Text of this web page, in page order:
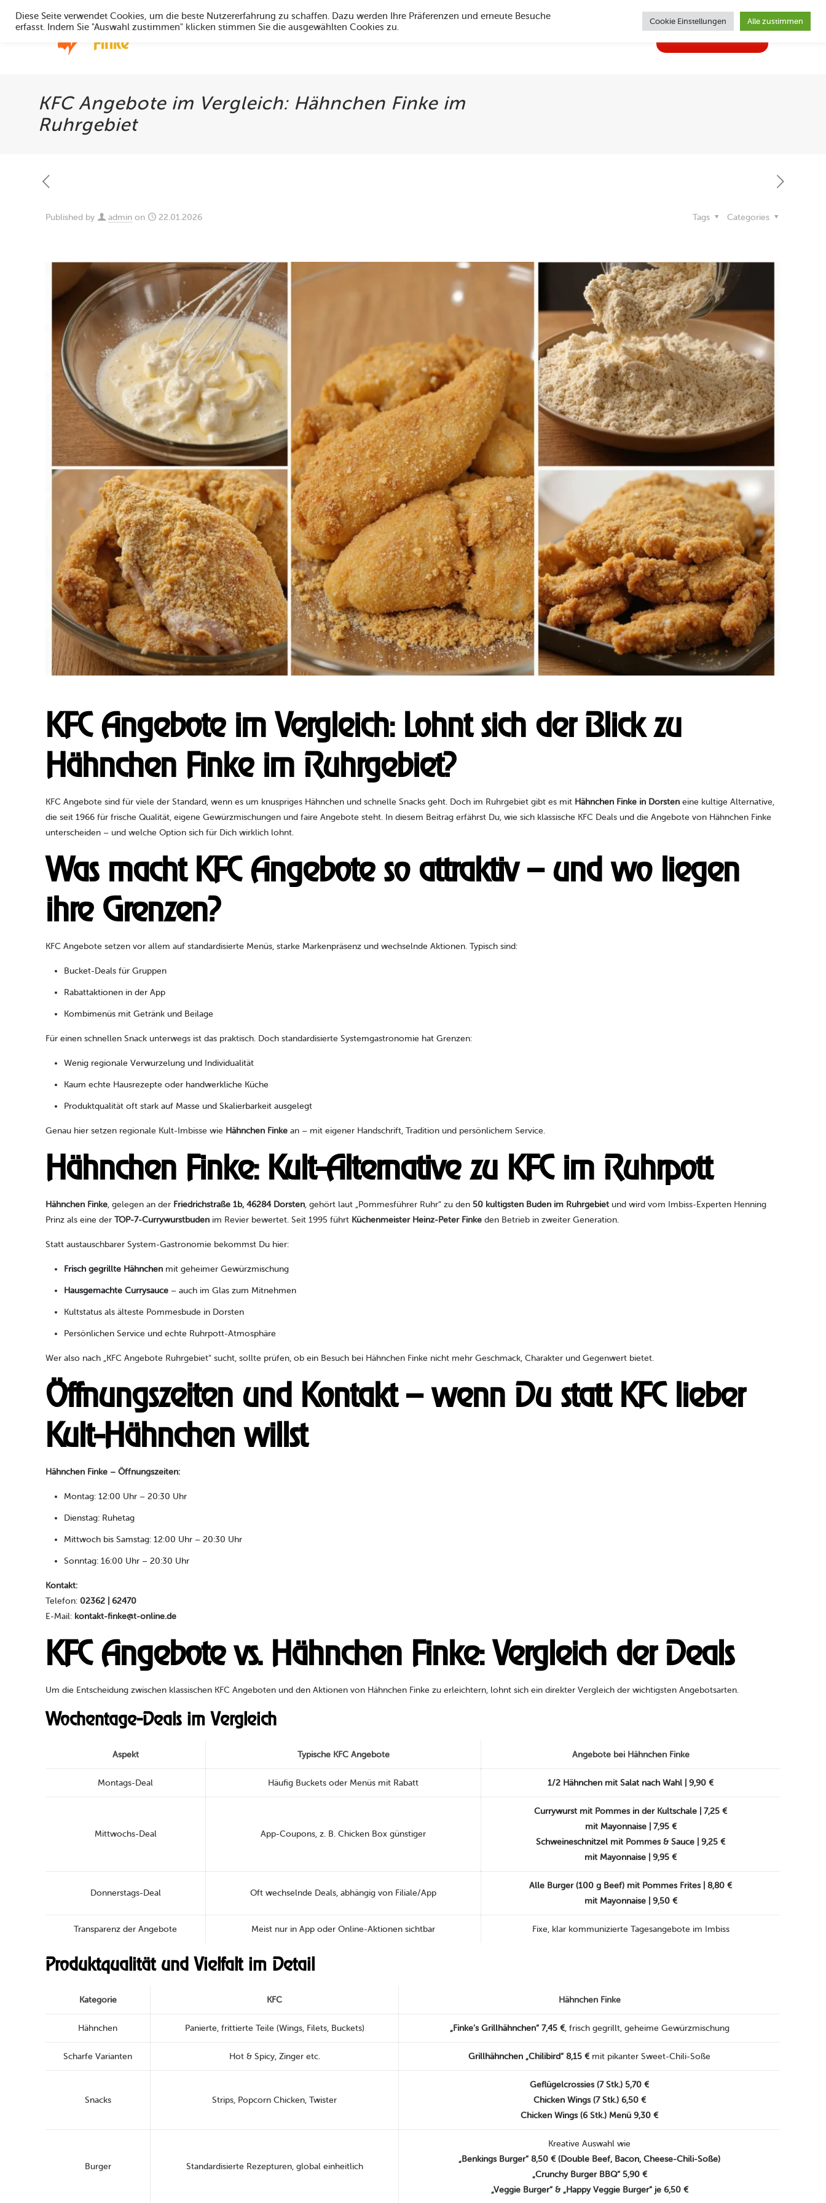
KFC Angebote im Vergleich: Hähnchen Finke im
Ruhrgebiet
Published by admin on 22.01.2026 Categories
Tags
KFC Angebote im Vergleich: Lohnt sich der Blick zu
Hähnchen Finke im Ruhrgebiet?
KFC Angebote sind für viele der Standard, wenn es um knuspriges Hähnchen und schnelle Snacks geht. Doch im Ruhrgebiet gibt es mit Hähnchen Finke in Dorsten eine kultige Alternative,
die seit 1966 für frische Qualität, eigene Gewürzmischungen und faire Angebote steht. In diesem Beitrag erfährst Du, wie sich klassische KFC Deals und die Angebote von Hähnchen Finke
unterscheiden – und welche Option sich für Dich wirklich lohnt.
Was macht KFC Angebote so attraktiv – und wo liegen
ihre Grenzen?
KFC Angebote setzen vor allem auf standardisierte Menüs, starke Markenpräsenz und wechselnde Aktionen. Typisch sind:
Bucket-Deals für Gruppen
Rabattaktionen in der App
Kombimenüs mit Getränk und Beilage
Für einen schnellen Snack unterwegs ist das praktisch. Doch standardisierte Systemgastronomie hat Grenzen:
Wenig regionale Verwurzelung und Individualität
Kaum echte Hausrezepte oder handwerkliche Küche
Produktqualität oft stark auf Masse und Skalierbarkeit ausgelegt
Genau hier setzen regionale Kult-Imbisse wie Hähnchen Finke an – mit eigener Handschrift, Tradition und persönlichem Service.
Hähnchen Finke: Kult-Alternative zu KFC im Ruhrpott
Hähnchen Finke, gelegen an der Friedrichstraße 1b, 46284 Dorsten, gehört laut „Pommesführer Ruhr“ zu den50 kultigsten Buden im Ruhrgebiet und wird vom Imbiss-Experten Henning
Prinz als eine derTOP-7-Currywurstbuden im Revier bewertet. Seit 1995 führt Küchenmeister Heinz-Peter Finke den Betrieb in zweiter Generation.
Statt austauschbarer System-Gastronomie bekommst Du hier:
Frisch gegrillte Hähnchen mit geheimer Gewürzmischung
Hausgemachte Currysauce – auch im Glas zum Mitnehmen
Kultstatus als älteste Pommesbude in Dorsten
Persönlichen Service und echte Ruhrpott-Atmosphäre
Wer also nach „KFC Angebote Ruhrgebiet“ sucht, sollte prüfen, ob ein Besuch bei Hähnchen Finke nicht mehr Geschmack, Charakter und Gegenwert bietet.
Öffnungszeiten und Kontakt – wenn Du statt KFC lieber
Kult-Hähnchen willst
Hähnchen Finke – Öffnungszeiten:
Montag: 12:00 Uhr – 20:30 Uhr
Dienstag: Ruhetag
Mittwoch bis Samstag: 12:00 Uhr – 20:30 Uhr
Sonntag: 16:00 Uhr – 20:30 Uhr
Kontakt:
Telefon:02362 | 62470
E-Mail: kontakt-finke@t-online.de
KFC Angebote vs. Hähnchen Finke: Vergleich der Deals
Um die Entscheidung zwischen klassischen KFC Angeboten und den Aktionen von Hähnchen Finke zu erleichtern, lohnt sich ein direkter Vergleich der wichtigsten Angebotsarten.
Wochentage-Deals im Vergleich
Aspekt Typische KFC Angebote Angebote bei Hähnchen Finke
Montags-Deal Häufig Buckets oder Menüs mit Rabatt 1/2 Hähnchen mit Salat nach Wahl | 9,90 €
Mittwochs-Deal App-Coupons, z. B. Chicken Box günstiger
Currywurst mit Pommes in der Kultschale | 7,25 €
mit Mayonnaise | 7,95 €
Schweineschnitzel mit Pommes & Sauce | 9,25 €
mit Mayonnaise | 9,95 €
Donnerstags-Deal Oft wechselnde Deals, abhängig von Filiale/App
Alle Burger (100 g Beef) mit Pommes Frites | 8,80 €
mit Mayonnaise | 9,50 €
Transparenz der Angebote Meist nur in App oder Online-Aktionen sichtbar Fixe, klar kommunizierte Tagesangebote im Imbiss
Produktqualität und Vielfalt im Detail
Kategorie KFC Hähnchen Finke
Hähnchen Panierte, frittierte Teile (Wings, Filets, Buckets) „Finke’s Grillhähnchen“ 7,45 €, frisch gegrillt, geheime Gewürzmischung
Scharfe Varianten Hot & Spicy, Zinger etc. Grillhähnchen „Chilibird“ 8,15 €mit pikanter Sweet-Chili-Soße
Snacks Strips, Popcorn Chicken, Twister
Geflügelcrossies (7 Stk.) 5,70 €
Chicken Wings (7 Stk.) 6,50 €
Chicken Wings (6 Stk.) Menü 9,30 €
Burger Standardisierte Rezepturen, global einheitlich
Kreative Auswahl wie
„Benkings Burger“ 8,50 € (Double Beef, Bacon, Cheese-Chili-Soße)
„Crunchy Burger BBQ“ 5,90 €
„Veggie Burger“ & „Happy Veggie Burger“ je 6,50 €
Diese Seite verwendet Cookies, um die beste Nutzererfahrung zu schaffen. Dazu werden Ihre Präferenzen und erneute Besuche
erfasst. Indem Sie "Auswahl zustimmen" klicken stimmen Sie die ausgewählten Cookies zu.
Cookie Einstellungen Alle zustimmen